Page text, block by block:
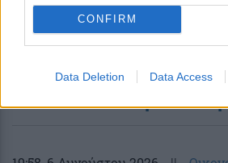
CONFIRM
Data Deletion Data Access